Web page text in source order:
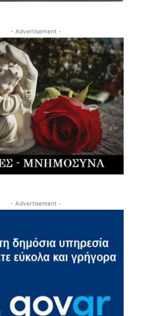
- Advertisement -
- Advertisement -